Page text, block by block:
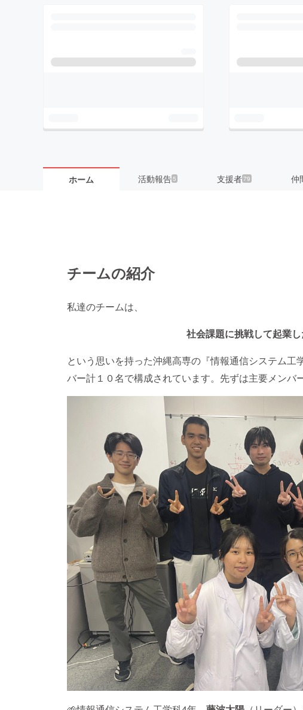
ホーム 活動報告5 支援者79 仲
チームの紹介
私達のチームは、
社会課題に挑戦して起業し
という思いを持った沖縄高専の『情報通信システム工
バー計１０名で構成されています。先ずは主要メンバ